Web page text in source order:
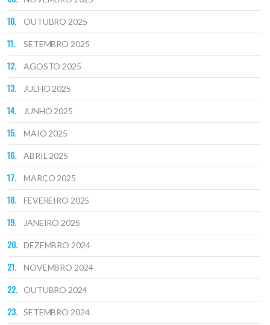
OUTUBRO 2025
SETEMBRO 2025
AGOSTO 2025
JULHO 2025
JUNHO 2025
MAIO 2025
ABRIL 2025
MARÇO 2025
FEVEREIRO 2025
JANEIRO 2025
DEZEMBRO 2024
NOVEMBRO 2024
OUTUBRO 2024
SETEMBRO 2024